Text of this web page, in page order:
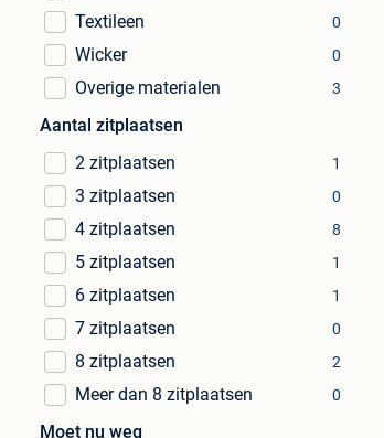
Textileen 0
Wicker 0
Overige materialen 3
Aantal zitplaatsen
2 zitplaatsen
1
3 zitplaatsen 0
4 zitplaatsen 8
5 zitplaatsen 1
6 zitplaatsen 1
7 zitplaatsen 0
8 zitplaatsen 2
Meer dan 8 zitplaatsen 0
Moet nu weg